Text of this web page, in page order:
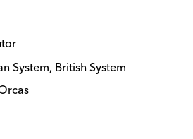
System, British System